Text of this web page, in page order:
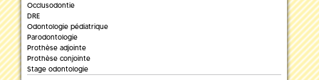
Occlusodontie
DRE
Odontologie pédiatrique
Parodontologie
Prothèse adjointe
Prothèse conjointe
Stage odontologie